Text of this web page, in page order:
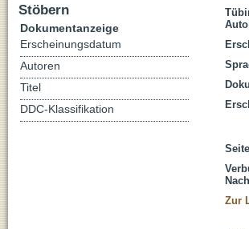
Zur
Stöbern
Dokumentanzeige
Erscheinungsdatum
Autoren
Titel
DDC-Klassifikation